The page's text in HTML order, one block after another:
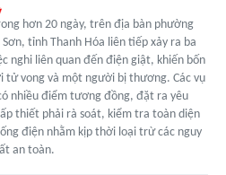
hơn 20 ngày, trên địa bàn phường
Sơn, tỉnh Thanh Hóa liên tiếp xảy ra ba
nghi liên quan đến điện giật, khiến bốn
tử vong và một người bị thương. Các vụ
nhiều điểm tương đồng, đặt ra yêu
thiết phải rà soát, kiểm tra toàn diện
điện nhằm kịp thời loại trừ các nguy
an toàn.